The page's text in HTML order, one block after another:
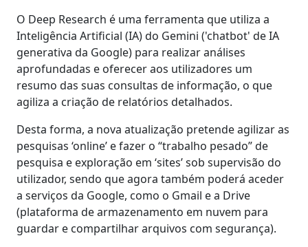
O Deep Research é uma ferramenta que utiliza a
Inteligência Artificial (IA) do Gemini ('chatbot' de IA
generativa da Google) para realizar análises
aprofundadas e oferecer aos utilizadores um
resumo das suas consultas de informação, o que
agiliza a criação de relatórios detalhados.
Desta forma, a nova atualização pretende agilizar as
pesquisas ‘online’ e fazer o “trabalho pesado” de
pesquisa e exploração em ‘sites’ sob supervisão do
utilizador, sendo que agora também poderá aceder
a serviços da Google, como o Gmail e a Drive
(plataforma de armazenamento em nuvem para
guardar e compartilhar arquivos com segurança).